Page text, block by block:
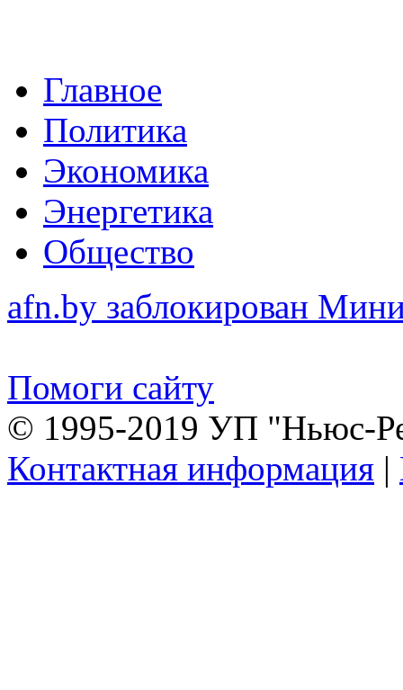
Главное
Политика
Экономика
Энергетика
Общество
afn.by заблокирован
Помоги сайту
© 1995-2019 УП "Ньюс-
Контактная информация |